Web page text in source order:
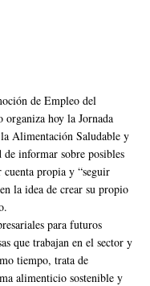
de Empleo del
organiza hoy la Jornada
Alimentación Saludable y
informar sobre posibles
propia y “seguir
la idea de crear su propio
para futuros
que trabajan en el sector y
tiempo, trata de
alimenticio sostenible y